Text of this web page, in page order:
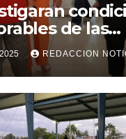
de las
el
en
REDACCION